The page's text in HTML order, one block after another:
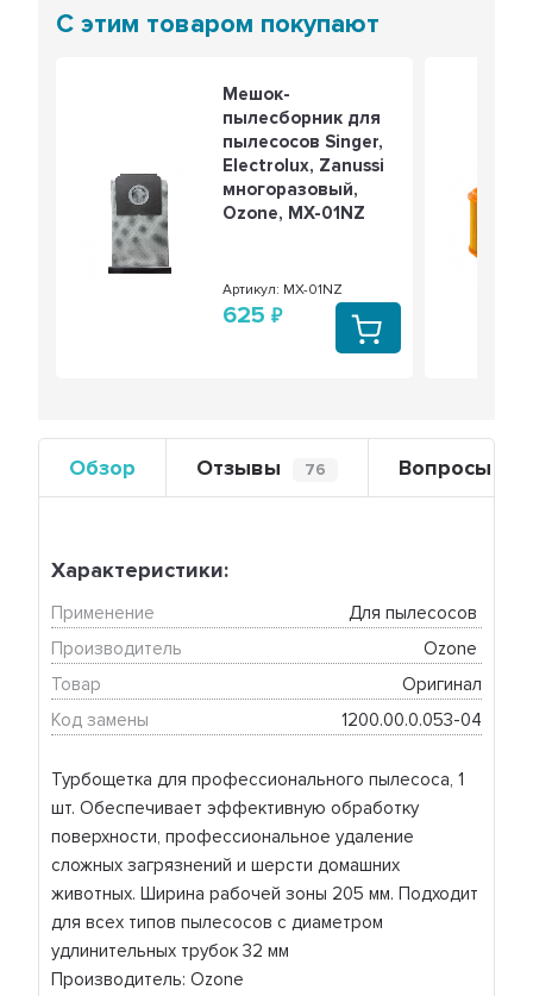
С этим товаром покупают
Мешок-
пылесборник для
пылесосов Singer,
Electrolux, Zanussi
многоразовый,
Ozone, MX-01NZ
Артикул: MX-01NZ
625
Обзор Отзывы 76 Вопросы
Турбощетка для профессионального пылесоса, 1
шт. Обеспечивает эффективную обработку
поверхности, профессиональное удаление
сложных загрязнений и шерсти домашних
животных. Ширина рабочей зоны 205 мм. Подходит
для всех типов пылесосов с диаметром
удлинительных трубок 32 мм
Производитель: Ozone
Характеристики:
Применение
Для пылесосов
Производитель
Ozone
Товар
Оригинал
Код замены
1200.00.0.053-04